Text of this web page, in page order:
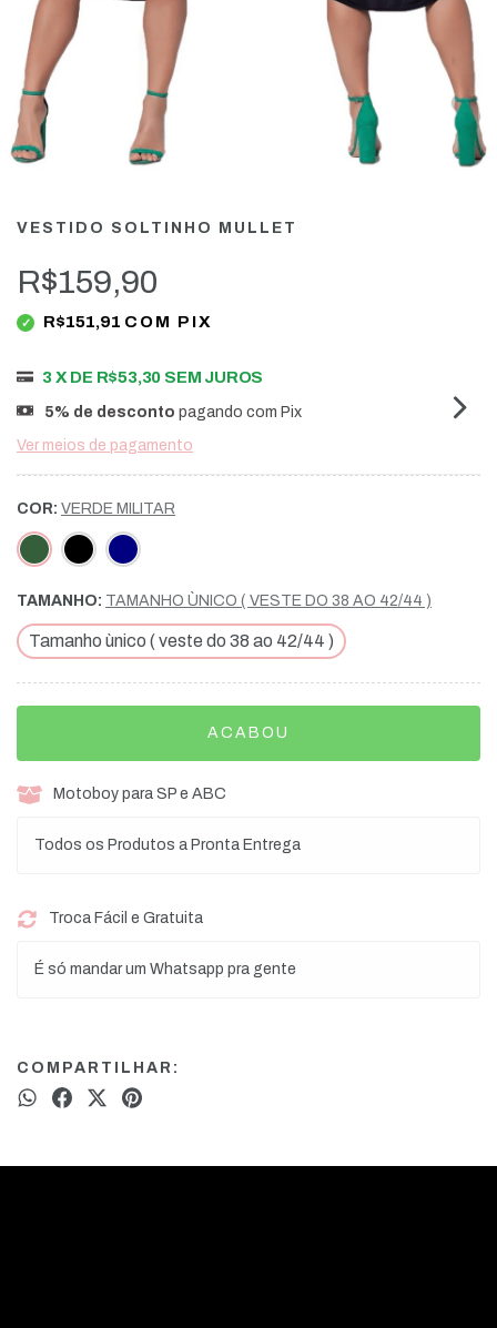
VESTIDO SOLTINHO MULLET
R$159,90
R$151,91 COM PIX
3 X DE R$53,30 SEM JUROS
5% de desconto pagando com Pix
Ver meios de pagamento
COR: VERDE MILITAR
TAMANHO: TAMANHO ÙNICO ( VESTE DO 38 AO 42/44 )
Tamanho ùnico ( veste do 38 ao 42/44 )
Motoboy para SP e ABC
Todos os Produtos a Pronta Entrega
Troca Fácil e Gratuita
É só mandar um Whatsapp pra gente
COMPARTILHAR: